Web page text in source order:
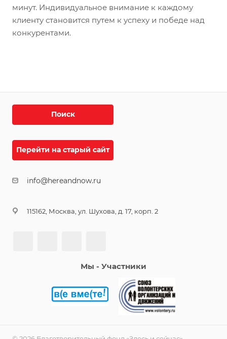
минут. Индивидуальное внимание к каждому
клиенту становится путем к успеху и победе над
конкурентами.
Поиск
Перейти на старый сайт
info@hereandnow.ru
115162, Москва, ул. Шухова, д. 17, корп. 2
Мы - Участники